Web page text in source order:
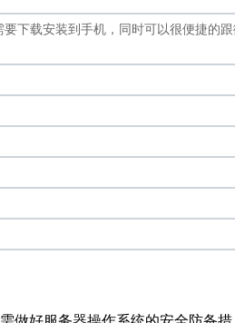
下载安装到手机，同时可以很便捷的